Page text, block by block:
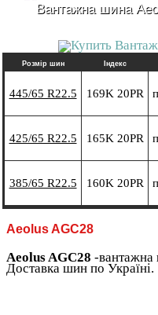
Вантажна шина
Aeolus AGC28
Aeolus AGC28 -вантажна
Доставка шин по Україні.
Розмір шин Індекс
445/65 R22.5 169K 20PR
425/65 R22.5 165K 20PR
385/65 R22.5 160K 20PR